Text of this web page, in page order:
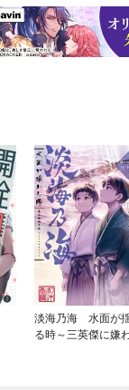
淡海乃海 水面が
る時～三英傑に嫌